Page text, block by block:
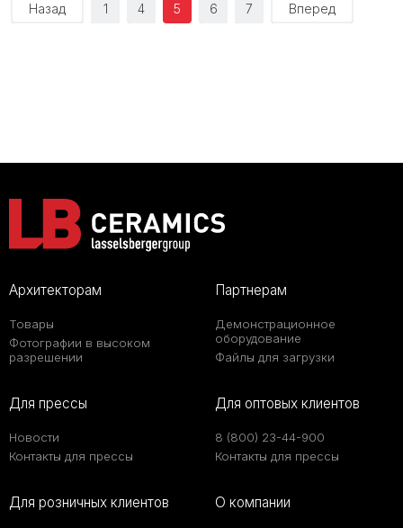
Назад 1 4 5 6 7 Вперед
Архитекторам
Товары
Фотографии в высоком
разрешении
Партнерам
Демонстрационное
оборудование
Файлы для загрузки
Для прессы
Новости
Контакты для прессы
Для оптовых клиентов
8 (800) 23-44-900
Контакты для прессы
Для розничных клиентов О компании